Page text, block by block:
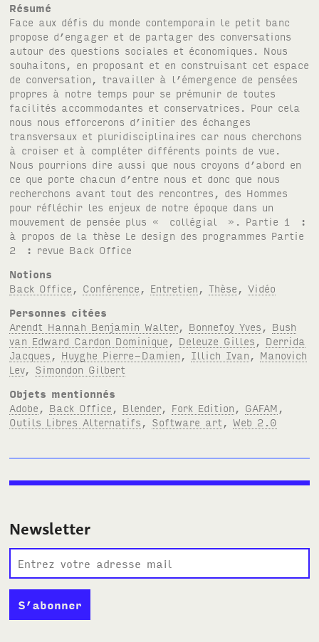
Résumé
Face aux défis du monde contemporain le petit banc
propose d’engager et de partager des conversations
autour des questions sociales et économiques. Nous
souhaitons, en proposant et en construisant cet espace
de conversation, travailler à l’émergence de pensées
propres à notre temps pour se prémunir de toutes
facilités accommodantes et conservatrices. Pour cela
nous nous efforcerons d’initier des échanges
transversaux et pluridisciplinaires car nous cherchons
à croiser et à compléter différents points de vue.
Nous pourrions dire aussi que nous croyons d’abord en
ce que porte chacun d’entre nous et donc que nous
recherchons avant tout des rencontres, des Hommes
pour réfléchir les enjeux de notre époque dans un
mouvement de pensée plus « collégial ». Partie 1 :
à propos de la thèse Le design des programmes Partie
2 : revue Back Office
Notions
Back Office , Conférence , Entretien ,Thèse ,Vidéo
Personnes citées
Arendt Hannah Benjamin Walter, Bonnefoy Yves , Bush
van Edward Cardon Dominique , Deleuze Gilles , Derrida
Jacques , Huyghe Pierre-Damien , Illich Ivan , Manovich
Lev, Simondon Gilbert
Objets mentionnés
Adobe , Back Office , Blender, Fork Edition , GAFAM ,
Outils Libres Alternatifs , Software art ,Web 2.0
Newsletter